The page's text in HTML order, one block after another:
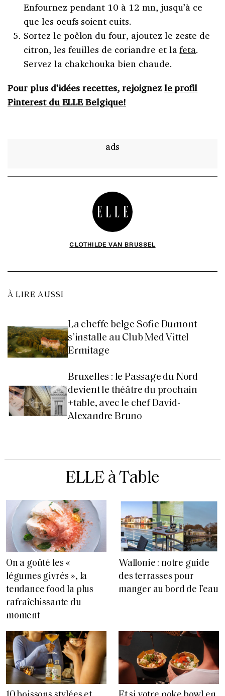
Enfournez pendant 10 à 12 mn, jusqu’à ce
que les oeufs soient cuits.
Sortez le poêlon du four, ajoutez le zeste de
citron, les feuilles de coriandre et lafeta.
Servez la chakchouka bien chaude.
Pour plus d’idées recettes, rejoignez le profil
Pinterest du ELLE Belgique!
ads
CLOTHILDE VAN BRUSSEL
À LIRE AUSSI
La cheffe belge Sofie Dumont
s’installe au Club Med Vittel
Ermitage
Bruxelles : le Passage du Nord
devient le théâtre du prochain
+table, avec le chef David-
Alexandre Bruno
ELLE à Table
On a goûté les «
légumes givrés », la
tendance food la plus
rafraîchissante du
moment
Wallonie : notre guide
des terrasses pour
manger au bord de l’eau